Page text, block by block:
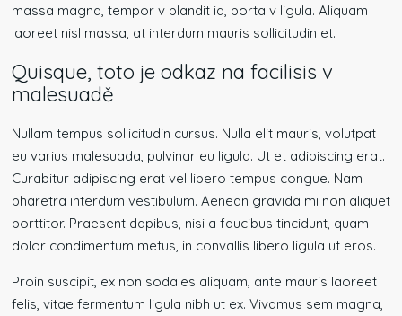
massa magna, tempor v blandit id, porta v ligula. Aliquam
laoreet nisl massa, at interdum mauris sollicitudin et.
Quisque, toto je odkaz na facilisis v
malesuadě
Nullam tempus sollicitudin cursus. Nulla elit mauris, volutpat
eu varius malesuada, pulvinar eu ligula. Ut et adipiscing erat.
Curabitur adipiscing erat vel libero tempus congue. Nam
pharetra interdum vestibulum. Aenean gravida mi non aliquet
porttitor. Praesent dapibus, nisi a faucibus tincidunt, quam
dolor condimentum metus, in convallis libero ligula ut eros.
Proin suscipit, ex non sodales aliquam, ante mauris laoreet
felis, vitae fermentum ligula nibh ut ex. Vivamus sem magna,